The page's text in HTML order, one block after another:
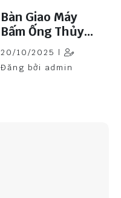
Bàn Giao Máy
Bấm Ống Thủy
Lực Samway
P32 Tại Quảng
Bình
20/10/2025 |
Đăng bởi admin